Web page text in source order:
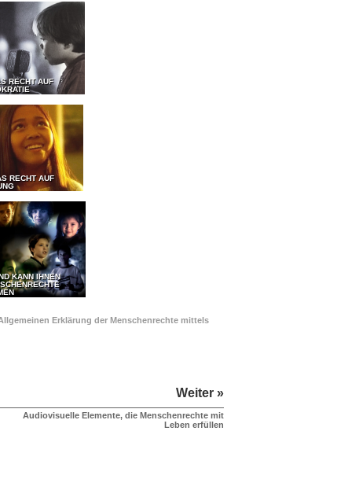
RECHT AUF
RECHT AUF
KANN IHNEN
Erklärung der Menschenrechte mittels
Weiter »
Audiovisuelle Elemente, die Menschenrechte mit
Leben erfüllen